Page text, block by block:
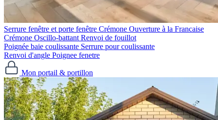
Serrure fenêtre et porte fenêtre
Crémone Ouverture à la Francaise
Crémone Oscillo-battant Renvoi de fouillot
Poignée baie coulissante Serrure pour coulissante
Renvoi d'angle Poignee fenetre
Mon portail & portillon